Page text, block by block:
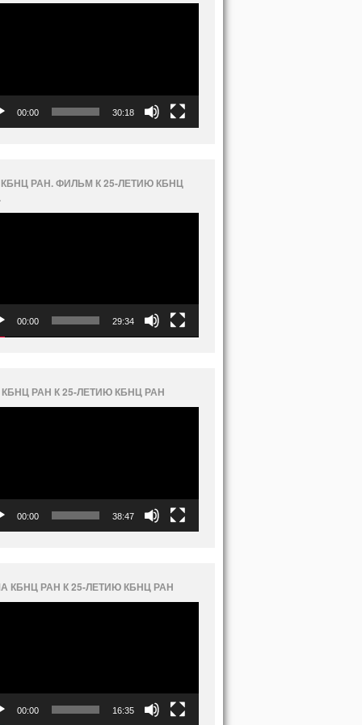
00:00 30:18
РАН. ФИЛЬМ К 25-ЛЕТИЮ КБНЦ
00:00 29:34
РАН К 25-ЛЕТИЮ КБНЦ РАН
00:00 38:47
КБНЦ РАН К 25-ЛЕТИЮ КБНЦ РАН
00:00 16:35